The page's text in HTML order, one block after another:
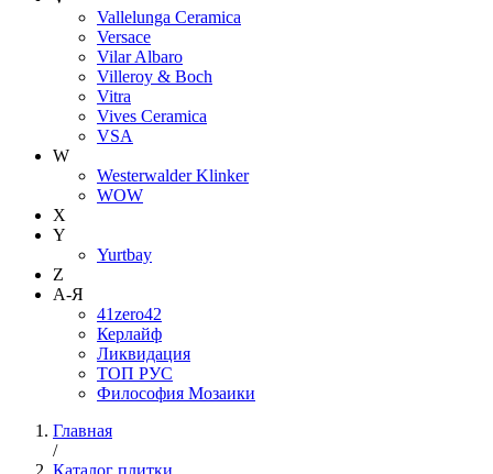
Vallelunga Ceramica
Versace
Vilar Albaro
Villeroy & Boch
Vitra
Vives Ceramica
VSA
W
Westerwalder Klinker
WOW
X
Y
Yurtbay
Z
А-Я
41zero42
Керлайф
Ликвидация
ТОП РУС
Философия Мозаики
Главная
/
Каталог плитки